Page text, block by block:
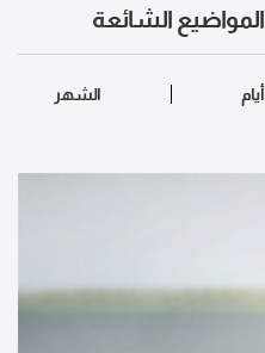
المواضيع الشائعة